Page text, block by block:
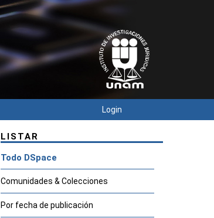
Login
LISTAR
Todo DSpace
Comunidades & Colecciones
Por fecha de publicación